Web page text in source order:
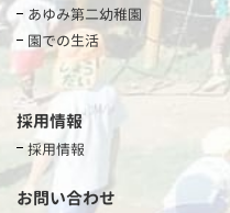
あゆみ第二幼稚園
園での生活
採用情報
採用情報
お問い合わせ